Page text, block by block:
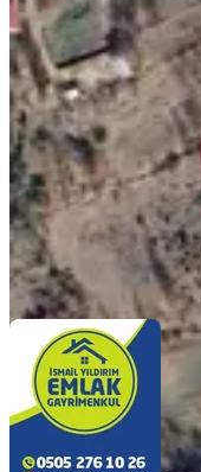
2582 m²
İSMAİL YILDIRIM
DANIŞMANLIĞIİsmail
Ara